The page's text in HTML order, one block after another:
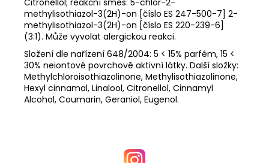
methylisothiazol-3(2H)-on [číslo ES 247-500-7] 2-
methylisothiazol-3(2H)-on [číslo ES 220-239-6]
(3:1). Může vyvolat alergickou reakci.
Složení dle nařízení 648/2004: 5 < 15% parfém, 15 <
30% neiontové povrchově aktivní látky. Další složky:
Methylchloroisothiazolinone, Methylisothiazolinone,
Hexyl cinnamal, Linalool, Citronellol, Cinnamyl
Alcohol, Coumarin, Geraniol, Eugenol.